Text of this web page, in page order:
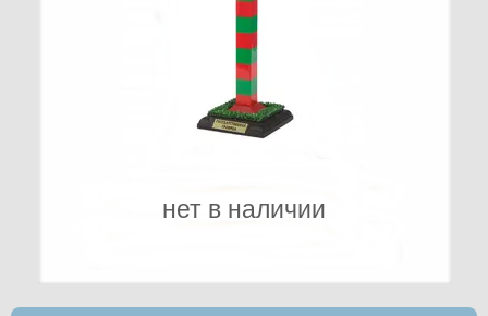
нет в наличии